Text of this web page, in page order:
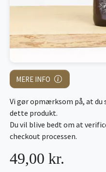
MERE INFO
49,00 kr.
Vi gør opmærksom på, at du
dette produkt.
Du vil blive bedt om at
checkout processen.